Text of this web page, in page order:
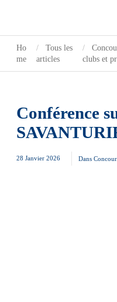
Ho
me
Tous les
articles
clubs et
Conférence
28 Janvier 2026 Dans